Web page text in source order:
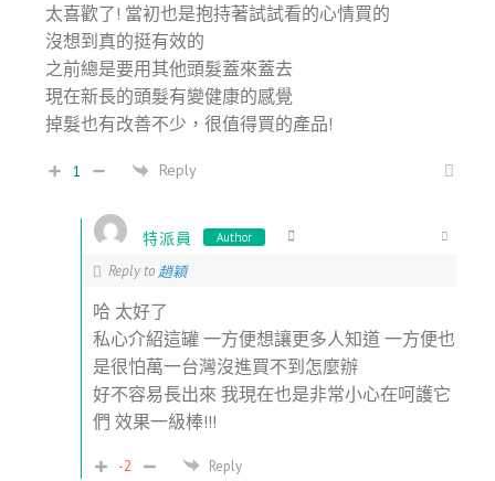
太喜歡了! 當初也是抱持著試試看的心情買的
沒想到真的挺有效的
之前總是要用其他頭髮蓋來蓋去
現在新長的頭髮有變健康的感覺
掉髮也有改善不少，很值得買的產品!
1 Reply
特派員 Author
Reply to 趙穎
哈 太好了
私心介紹這罐 一方便想讓更多人知道 一方便也
是很怕萬一台灣沒進買不到怎麼辦
好不容易長出來 我現在也是非常小心在呵護它
們 效果一級棒!!!
-2 Reply